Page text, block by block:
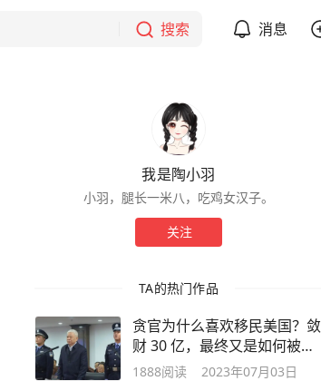
搜索 消息
我是陶小羽
小羽，腿长一米八，吃鸡女汉子。
关注
TA的热门作品
贪官为什么喜欢移民美国？敛
财 30 亿，最终又是如何被抓
的呢？
1888阅读 2023年07月03日